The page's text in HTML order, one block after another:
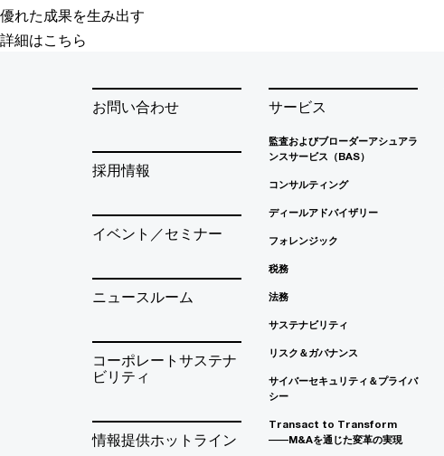
優れた成果を生み出す
詳細はこちら
お問い合わせ
採用情報
イベント／セミナー
ニュースルーム
コーポレートサステナ
ビリティ
情報提供ホットライン
サービス
監査およびブローダーアシュアラ
ンスサービス（BAS）
コンサルティング
ディールアドバイザリー
フォレンジック
税務
法務
サステナビリティ
リスク＆ガバナンス
サイバーセキュリティ＆プライバ
シー
Transact to Transform
――M&Aを通じた変革の実現